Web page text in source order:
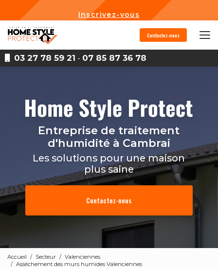
contenu
principal
Inscrivez-vous
03 27 78 59 21 - 07 85 87 36 78
Contactez-nous
Entreprise de traitement
d'humidité à Cambrai
Les solutions pour une maison
plus saine
Contactez-nous
Accueil Secteur
Valenciennes
Assèchement des murs humides Valenciennes